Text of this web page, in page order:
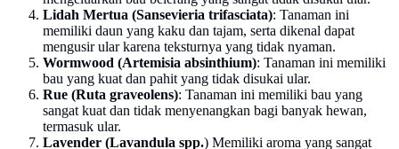
Lidah Mertua (Sansevieria trifasciata): Tanaman ini
memiliki daun yang kaku dan tajam, serta dikenal dapat
mengusir ular karena teksturnya yang tidak nyaman.
Wormwood (Artemisia absinthium): Tanaman ini memiliki
bau yang kuat dan pahit yang tidak disukai ular.
Rue (Ruta graveolens): Tanaman ini memiliki bau yang
sangat kuat dan tidak menyenangkan bagi banyak hewan,
termasuk ular.
Lavender (Lavandula spp.) Memiliki aroma yang sangat